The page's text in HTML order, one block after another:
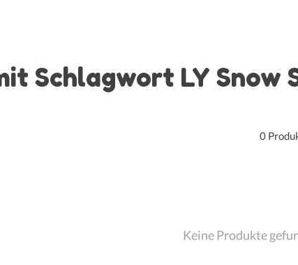
Schlagwort LY Snow
0
Keine Produkte